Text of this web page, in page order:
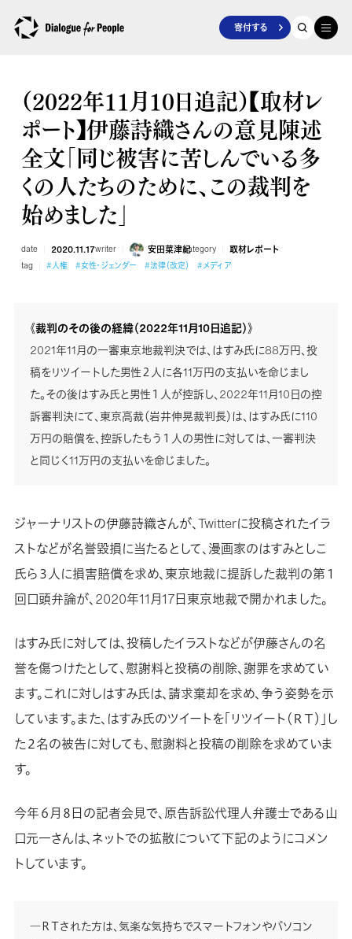
寄付する
（2022年11月10日追記）【取材レ
ポート】伊藤詩織さんの意見陳述
全文「同じ被害に苦しんでいる多
くの人たちのために、この裁判を
始めました」
date 2020.11.17writer 安田菜津紀category 取材レポート
tag #人権 #女性・ジェンダー #法律（改定） #メディア
《裁判のその後の経緯（2022年11月10日追記）》
2021年11月の一審東京地裁判決では、はすみ氏に88万円、投
稿をリツイートした男性２人に各11万円の支払いを命じまし
た。その後はすみ氏と男性１人が控訴し、2022年11月10日の控
訴審判決にて、東京高裁（岩井伸晃裁判長）は、はすみ氏に110
万円の賠償を、控訴したもう１人の男性に対しては、一審判決
と同じく11万円の支払いを命じました。
ジャーナリストの伊藤詩織さんが、Twitterに投稿されたイラ
ストなどが名誉毀損に当たるとして、漫画家のはすみとしこ
氏ら３人に損害賠償を求め、東京地裁に提訴した裁判の第１
回口頭弁論が、2020年11月17日東京地裁で開かれました。
はすみ氏に対しては、投稿したイラストなどが伊藤さんの名
誉を傷つけたとして、慰謝料と投稿の削除、謝罪を求めてい
ます。これに対しはすみ氏は、請求棄却を求め、争う姿勢を示
しています。また、はすみ氏のツイートを「リツイート（ＲＴ）」し
た２名の被告に対しても、慰謝料と投稿の削除を求めていま
す。
今年６月８日の記者会見で、原告訴訟代理人弁護士である山
口元一さんは、ネットでの拡散について下記のようにコメン
トしています。
―ＲＴされた方は、気楽な気持ちでスマートフォンやパソコン